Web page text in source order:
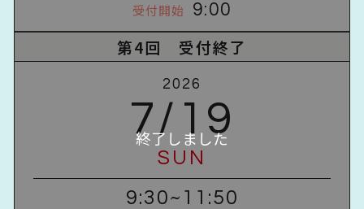
受付開始 9:00
第4回 受付終了
2026
7/19
SUN
9:30~11:50